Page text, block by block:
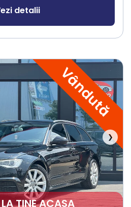
detalii
Vândută
❯
LA TINE ACASA